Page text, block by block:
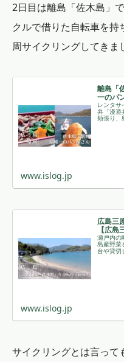
2日目は離島「佐木島」
クルで借りた自転車を
周サイクリングしてきま
離島「
一のパ
レンタサ
弁「漫遊
頬張り、
www.islog.jp
広島三
【広島
瀬戸内の
島産野菜
台や貸切
www.islog.jp
サイクリングとは言って